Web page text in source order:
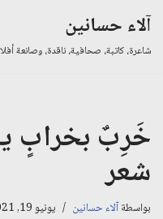
تخطى
آلاء حسانين
شاعرة، كاتبة، صحافية، ناقدة، وصانعة
خَرِبٌ بخرابٍ
شعر
بواسطةآلاء حسانين يونيو 19, 2021